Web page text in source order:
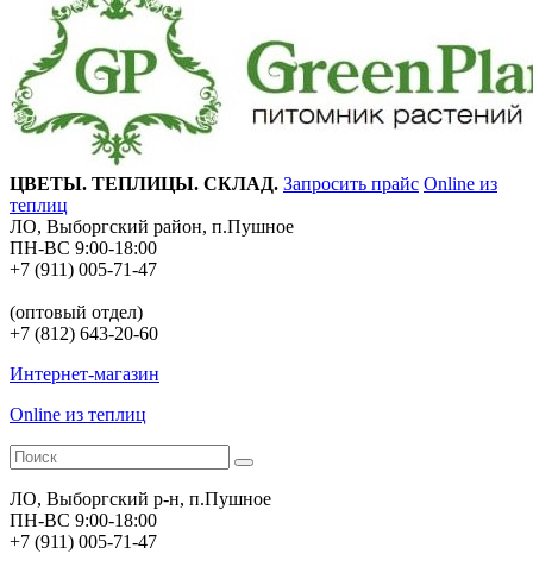
ЦВЕТЫ. ТЕПЛИЦЫ. СКЛАД. Запросить прайс Online из
теплиц
ЛО, Выборгский район, п.Пушное
ПН-ВС 9:00-18:00
+7 (911) 005-71-47
(оптовый отдел)
+7 (812) 643-20-60
Интернет-магазин
Online из теплиц
ЛО, Выборгский р-н, п.Пушное
ПН-ВС 9:00-18:00
+7 (911) 005-71-47